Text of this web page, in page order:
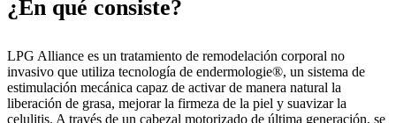
¿En qué consiste?
LPG Alliance es un tratamiento de remodelación corporal no
invasivo que utiliza tecnología de endermologie®, un sistema de
estimulación mecánica capaz de activar de manera natural la
liberación de grasa, mejorar la firmeza de la piel y suavizar la
celulitis. A través de un cabezal motorizado de última generación, se